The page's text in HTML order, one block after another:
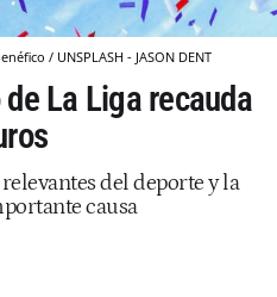
/ UNSPLASH - JASON DENT
La Liga recauda
del deporte y la
causa